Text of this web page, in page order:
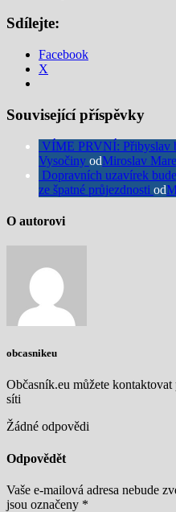
Sdílejte:
Facebook
X
Související příspěvky
VÍME PRVNÍ: Přibyslav
Vysočiny odMiroslav
Dopravních uzavírek
ze špatné průjezdnosti od
O autorovi
obcasnikeu
Občasník.eu můžete
síti
Žádné odpovědi
Odpovědět
Vaše e-mailová adresa nebude
jsou označeny *